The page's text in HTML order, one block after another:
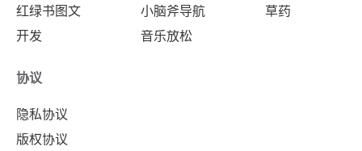
红绿书图文
开发
小脑斧导航
音乐放松
草药
协议
隐私协议
版权协议